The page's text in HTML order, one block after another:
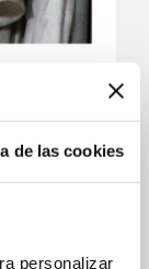
de las cookies
personalizar